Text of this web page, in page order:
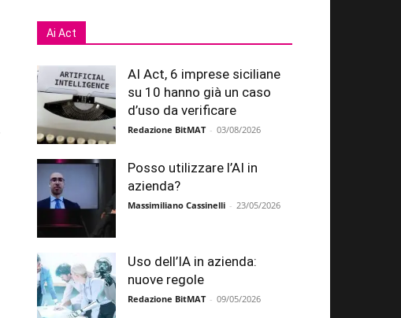
Ai Act
AI Act, 6 imprese siciliane
su 10 hanno già un caso
d’uso da verificare
Redazione BitMAT - 03/08/2026
Posso utilizzare l’AI in
azienda?
Massimiliano Cassinelli - 23/05/2026
Uso dell’IA in azienda:
nuove regole
Redazione BitMAT - 09/05/2026